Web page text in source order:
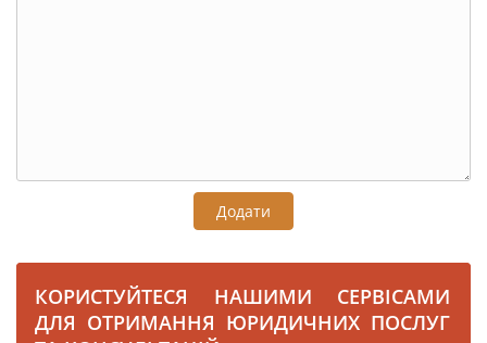
Додати
КОРИСТУЙТЕСЯ НАШИМИ СЕРВІСАМИ
ДЛЯ ОТРИМАННЯ ЮРИДИЧНИХ ПОСЛУГ